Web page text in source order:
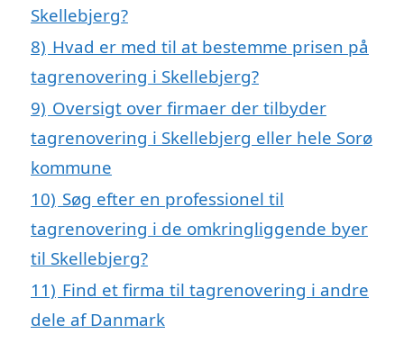
Skellebjerg?
8) Hvad er med til at bestemme prisen på
tagrenovering i Skellebjerg?
9) Oversigt over firmaer der tilbyder
tagrenovering i Skellebjerg eller hele Sorø
kommune
10) Søg efter en professionel til
tagrenovering i de omkringliggende byer
til Skellebjerg?
11) Find et firma til tagrenovering i andre
dele af Danmark